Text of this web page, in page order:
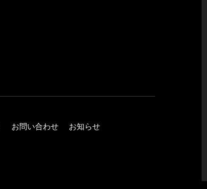
お問い合わせ
お知らせ